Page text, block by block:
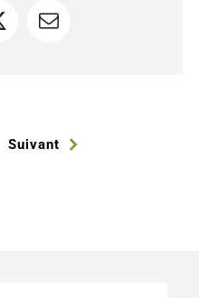
Courriel
Suivant